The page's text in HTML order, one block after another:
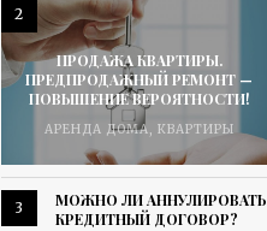
2
ПРОДАЖА КВАРТИРЫ.
ПРЕДПРОДАЖНЫЙ РЕМОНТ —
ПОВЫШЕНИЕ ВЕРОЯТНОСТИ!
АРЕНДА ДОМА, КВАРТИРЫ
3
МОЖНО ЛИ АННУЛИРОВАТЬ
КРЕДИТНЫЙ ДОГОВОР?